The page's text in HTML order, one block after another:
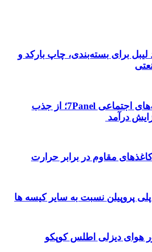
لیبل برای بسته‌بندی، چاپ بارکد و
خدمات شبکه‌های اجتماعی 7Panel؛ از جذب
درآمد
مقاوم در برابر حرارت
پروپیلن نسبت به سایر کیسه ها
هوای دیزلی اطلس کوپکو